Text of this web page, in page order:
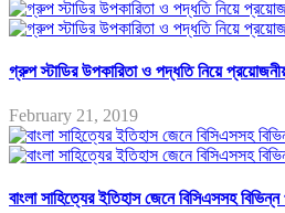
গ্রুপ স্টাডির উপকারিতা ও পদ্ধতি নিয়ে প্রয়োজনীয়
February 21, 2019
বাংলা সাহিত্যের ইতিহাস জেনে বিসিএসসহ